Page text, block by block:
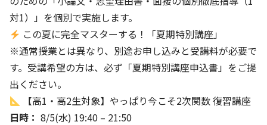
対1）」を個別で実施します。
この夏に完全マスターする！「夏期特別講座」
※通常授業とは異なり、別途お申し込みと受講料が必要で
す。受講希望の方は、必ず「夏期特別講座申込書」をご提
出ください。
【高1・高2生対象】やっぱり今こそ2次関数 復習講座
日時： 8/5(水) 19:40 – 21:50